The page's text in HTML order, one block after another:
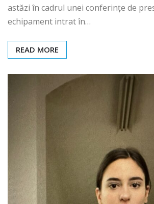
astăzi în cadrul unei conferințe de
echipament intrat în…
READ MORE